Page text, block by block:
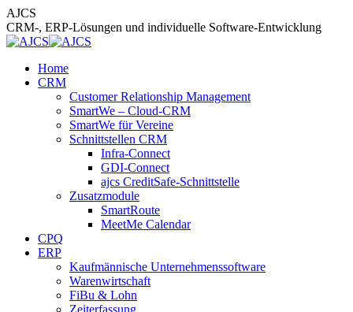
Zum
Inhalt
springen
AJCS
CRM-, ERP-Lösungen und individuelle Software-Entwicklung
Home
CRM
Customer Relationship Management
SmartWe – Cloud-CRM
SmartWe für Vereine
Schnittstellen CRM
Infra-Connect
GDI-Connect
ajcs CreditSafe-Schnittstelle
Zusatzmodule
SmartRoute
MeetMe Calendar
CPQ
ERP
Kaufmännische Unternehmenssoftware
Warenwirtschaft
FiBu & Lohn
Zeiterfassung